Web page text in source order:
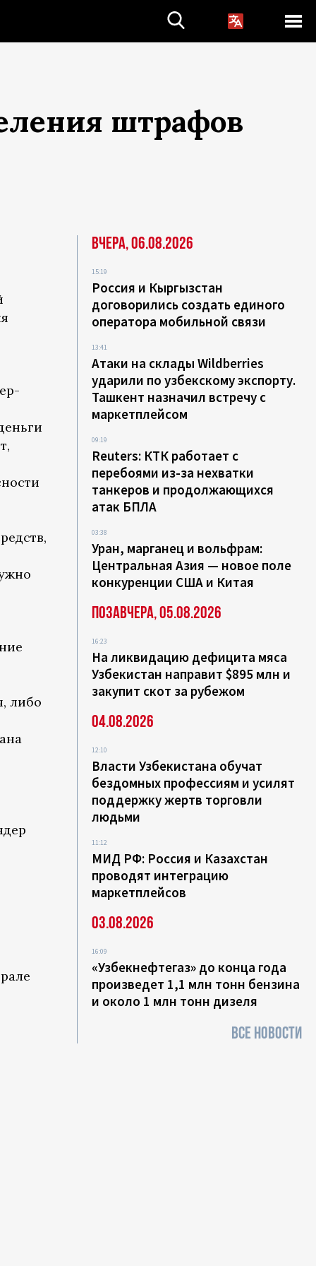
штрафов
либо
Вчера, 06.08.2026
15:19
Россия и Кыргызстан
договорились создать единого
оператора мобильной связи
13:41
Атаки на склады Wildberries
ударили по узбекскому экспорту.
Ташкент назначил встречу с
маркетплейсом
09:19
Reuters: КТК работает с
перебоями из-за нехватки
танкеров и продолжающихся
атак БПЛА
03:38
Уран, марганец и вольфрам:
Центральная Азия — новое поле
конкуренции США и Китая
Позавчера, 05.08.2026
16:23
На ликвидацию дефицита мяса
Узбекистан направит $895 млн и
закупит скот за рубежом
04.08.2026
12:10
Власти Узбекистана обучат
бездомных профессиям и усилят
поддержку жертв торговли
людьми
11:12
МИД РФ: Россия и Казахстан
проводят интеграцию
маркетплейсов
03.08.2026
16:09
«Узбекнефтегаз» до конца года
произведет 1,1 млн тонн бензина
и около 1 млн тонн дизеля
ВСЕ НОВОСТИ